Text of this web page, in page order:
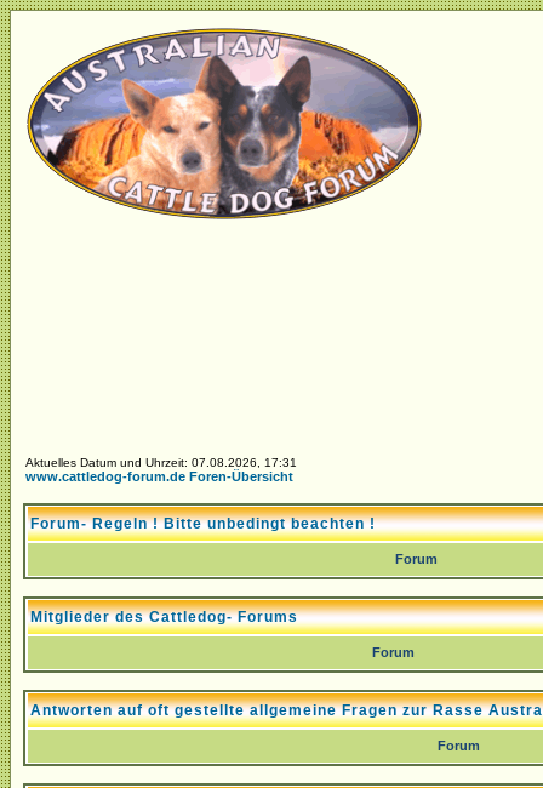
Aktuelles Datum und Uhrzeit: 07.08.2026, 17:31
www.cattledog-forum.de Foren-Übersicht
Forum- Regeln ! Bitte unbedingt beachten !
Forum
Mitglieder des Cattledog- Forums
Forum
Antworten auf oft gestellte allgemeine Fragen zur Rasse
Forum